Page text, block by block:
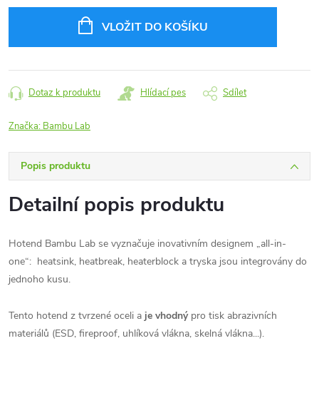
VLOŽIT DO KOŠÍKU
Dotaz k produktu Hlídací pes Sdílet
Značka: Bambu Lab
Popis produktu
Detailní popis produktu
Hotend Bambu Lab se vyznačuje inovativním designem „all-in-
one“: heatsink, heatbreak, heaterblock a tryska jsou integrovány do
jednoho kusu.
Tento hotend z tvrzené oceli a je vhodnýpro tisk abrazivních
materiálů (ESD, fireproof, uhlíková vlákna, skelná vlákna...).